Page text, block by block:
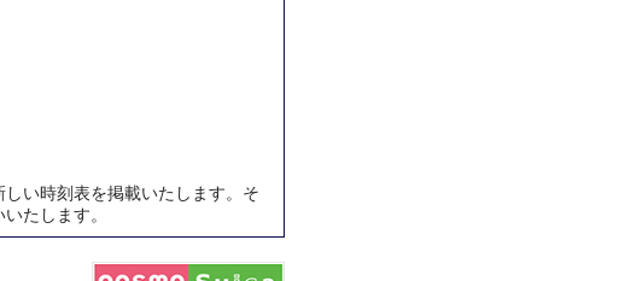
い時刻表を掲載いたします。そ
たします。